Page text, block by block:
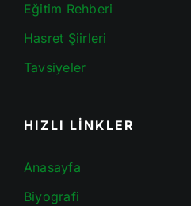
Eğitim Rehberi
Hasret Şiirleri
Tavsiyeler
HIZLI LİNKLER
Anasayfa
Biyografi